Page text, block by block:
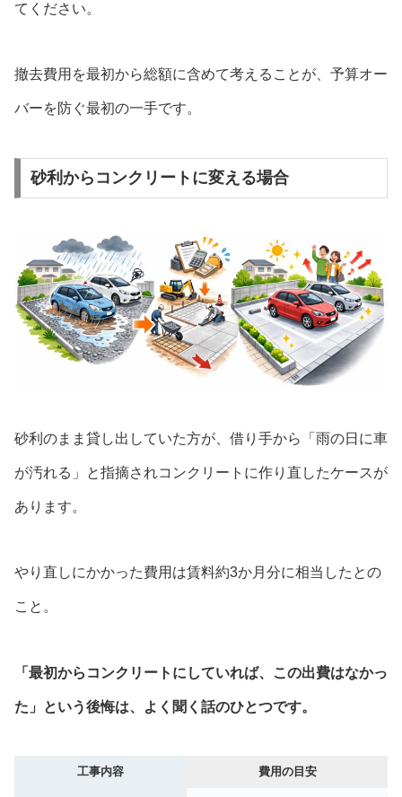
てください。
撤去費用を最初から総額に含めて考えることが、予算オー
バーを防ぐ最初の一手です。
砂利からコンクリートに変える場合
砂利のまま貸し出していた方が、借り手から「雨の日に車
が汚れる」と指摘されコンクリートに作り直したケースが
あります。
やり直しにかかった費用は賃料約3か月分に相当したとの
こと。
「最初からコンクリートにしていれば、この出費はなかっ
た」という後悔は、よく聞く話のひとつです。
工事内容 費用の目安